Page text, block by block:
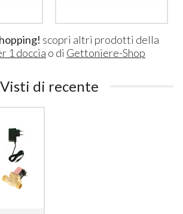
scopri altri prodotti della
1 doccia o di Gettoniere-Shop
Visti di recente